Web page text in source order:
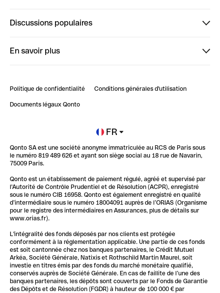
ClubQonto
Discussions populaires
Impact de l'IA sur les carrières/productivité
En savoir plus
Blog
Newsroom
Glossaire finance
Politique de confidentialité Conditions générales d'utilisation
Documents légaux Qonto
FR
Qonto SA est une société anonyme immatriculée au RCS de Paris sous
le numéro 819 489 626 et ayant son siège social au 18 rue de Navarin,
75009 Paris.
Qonto est un établissement de paiement régulé, agréé et supervisé par
l'Autorité de Contrôle Prudentiel et de Résolution (ACPR), enregistré
sous le numéro CIB 16958. Qonto est également enregistré en qualité
d’intermédiaire sous le numéro 18004091 auprès de l’ORIAS (Organisme
pour le registre des intermédiaires en Assurances, plus de détails sur
www.orias.fr).
L'intégralité des fonds déposés par nos clients est protégée
conformément à la réglementation applicable. Une partie de ces fonds
est soit cantonnée chez nos banques partenaires, le Crédit Mutuel
Arkéa, Société Générale, Natixis et Rothschild Martin Maurel, soit
investie en titres émis par des fonds du marché monétaire qualifié,
conservés auprès de Société Générale. En cas de faillite de l’une des
banques partenaires, les dépôts sont couverts par le Fonds de Garantie
des Dépôts et de Résolution (FGDR) à hauteur de 100 000 € par